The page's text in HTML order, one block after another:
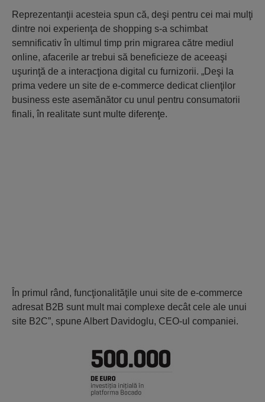
Reprezentanţii acesteia spun că, deşi pentru cei mai mulţi
dintre noi experienţa de shopping s-a schimbat
semnificativ în ultimul timp prin migrarea către mediul
online, afacerile ar trebui să beneficieze de aceeaşi
uşurinţă de a interacţiona digital cu furnizorii. „Deşi la
prima vedere un site de e-commerce dedicat clienţilor
business este asemănător cu unul pentru consumatorii
finali, în realitate sunt multe diferenţe.
În primul rând, funcţionalităţile unui site de e-commerce
adresat B2B sunt mult mai complexe decât cele ale unui
site B2C”, spune Albert Davidoglu, CEO-ul companiei.